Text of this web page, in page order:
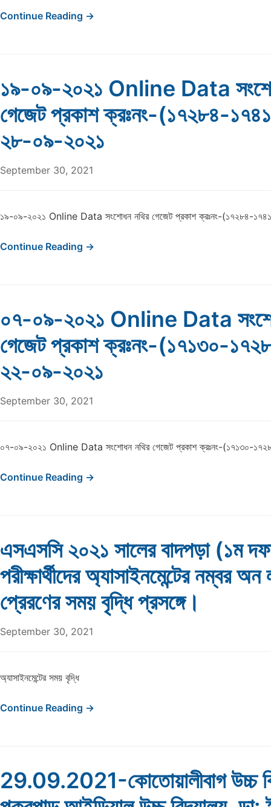
Continue Reading →
১৯-০৯-২০২১ Online Data
গেজেট প্রকাশ ক্রঃনং-(১৭২৮৪-
২৮-০৯-২০২১
September 30, 2021
১৯-০৯-২০২১ Online Data সংশোধন নথির গেজেট প্রকাশ ক্রঃনং-(১৭২৮৪-
Continue Reading →
০৭-০৯-২০২১ Online Data
গেজেট প্রকাশ ক্রঃনং-(১৭১৩০-
২২-০৯-২০২১
September 30, 2021
০৭-০৯-২০২১ Online Data সংশোধন নথির গেজেট প্রকাশ ক্রঃনং-(১৭১৩০-
Continue Reading →
এসএসসি ২০২১ সালের বাদপড়া (১ম
পরীক্ষার্থীদের অ্যাসাইনমেন্টের নম্বর অন
প্রেরণের সময় বৃদ্ধি প্রসঙ্গে।
September 30, 2021
অ্যাসাইনমেন্টের সময় বৃদ্ধি
Continue Reading →
29.09.2021-কোতোয়ালীবাগ উচ্চ